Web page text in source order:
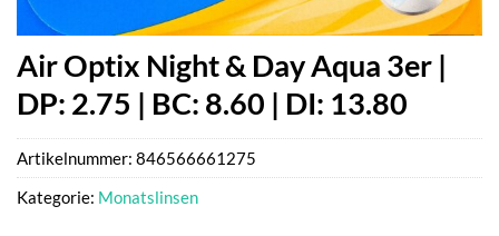
Air Optix Night & Day Aqua 3er |
DP: 2.75 | BC: 8.60 | DI: 13.80
Artikelnummer: 846566661275
Kategorie: Monatslinsen